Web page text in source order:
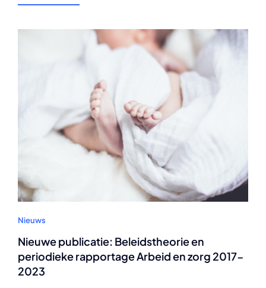
Nieuws
Nieuwe publicatie: Beleidstheorie en
periodieke rapportage Arbeid en zorg 2017-
2023